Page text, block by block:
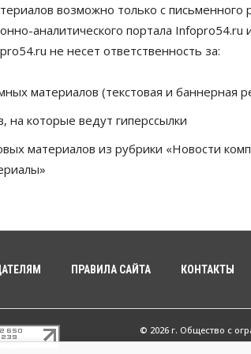
возможно только с письменного
аналитического портала Infopro54.ru
не несет ответственность за:
материалов (текстовая и баннерная
на которые ведут гиперссылки
материалов из рубрики «Новости
ПРАВИЛА САЙТА КОНТАКТЫ
© 2026 г. Общество с